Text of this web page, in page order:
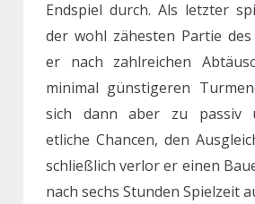
Endspiel durch. Als letzter
der wohl zähesten Partie
er nach zahlreichen
minimal günstigeren
sich dann aber zu passiv
etliche Chancen, den
schließlich verlor er einen
nach sechs Stunden Spielzeit